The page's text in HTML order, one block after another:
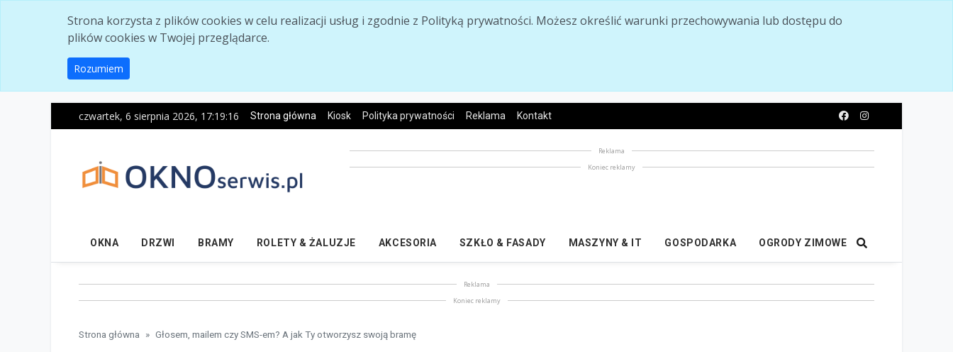
Strona korzysta z plików cookies w celu realizacji usług i zgodnie z Polityką prywatności. Możesz określić warunki przechowywania lub dostępu do
plików cookies w Twojej przeglądarce.
Rozumiem
czwartek, 6 sierpnia 2026, 17:19:17 Strona główna Kiosk Polityka prywatności Reklama Kontakt
Reklama
Koniec reklamy
OKNA DRZWI BRAMY ROLETY & ŻALUZJE AKCESORIA SZKŁO & FASADY MASZYNY & IT GOSPODARKA OGRODY ZIMOWE
Reklama
Koniec reklamy
Strona główna Głosem, mailem czy SMS-em? A jak Ty otworzysz swoją bramę